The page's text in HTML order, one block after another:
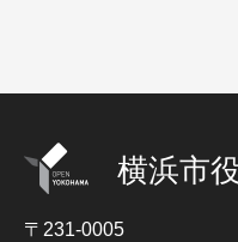
横浜市
〒231-0005